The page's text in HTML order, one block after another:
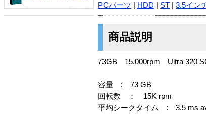
PCパーツ
HDD ST 3.5イン
商品説明
73GB 15,000rpm Ultra 320
容量 : 73 GB
回転数 ： 15K rpm
平均シークタイム : 3.5 ms